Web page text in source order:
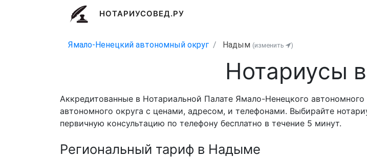
НОТАРИУСОВЕД.РУ
Ямало-Ненецкий автономный округ Надым (изменить )
Нотариусы
Аккредитованные в Нотариальной Палате Ямало-Ненецкого
автономного округа с ценами, адресом, и телефонами. Выбирайте
первичную консультацию по телефону бесплатно в течение 5 минут.
Региональный тариф в Надыме